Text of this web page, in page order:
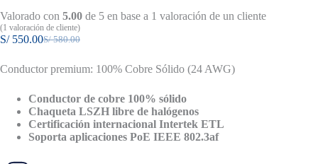
Valorado con 5.00 de 5 en base a 1 valoración de un cliente
(1 valoración de cliente)
S/580.00
El
original
S/ 580.00.
S/550.00El
actual
S/ 550.00.
Conductor premium: 100% Cobre Sólido (24 AWG)
Conductor de cobre 100% sólido
Chaqueta LSZH libre de halógenos
Certificación internacional Intertek ETL
Soporta aplicaciones PoE IEEE 802.3af